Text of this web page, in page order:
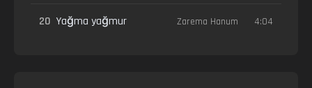
20 Yağma yağmur Zarema Hanum 4:04